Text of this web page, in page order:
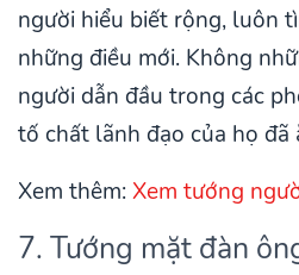
người hiểu biết rộng, luôn
những điều mới. Không
người dẫn đầu trong các
tố chất lãnh đạo của họ đã
Xem thêm:Xem tướng
7. Tướng mặt đàn